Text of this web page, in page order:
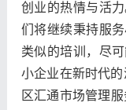
创业的热情与活力
们将继续秉持服务
类似的培训 ， 尽
小企业在新时代
区汇通市场管理